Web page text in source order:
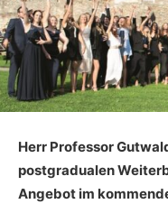
Herr Professor
postgradualen
Angebot im